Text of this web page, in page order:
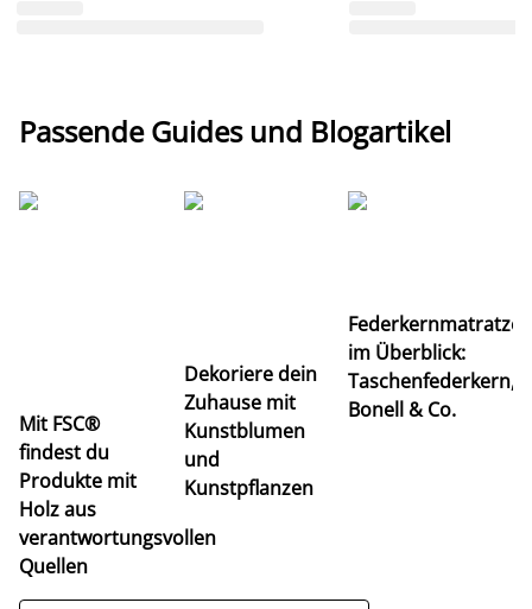
Passende Guides und Blogartikel
Mit FSC®
findest du
Produkte mit
Holz aus
verantwortungsvollen
Quellen
Dekoriere dein
Zuhause mit
Kunstblumen
und
Kunstpflanzen
im Überblick:
Taschenfederkern,
Bonell & Co.